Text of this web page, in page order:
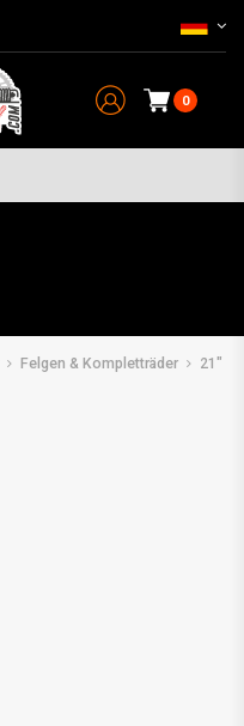
0
Felgen & Kompletträder 21"